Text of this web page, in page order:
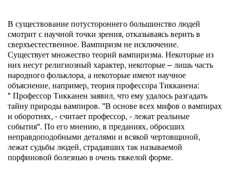
В существование потустороннего большинство людей
смотрит с научной точки зрения, отказываясь верить в
сверхъестественное. Вампиризм не исключение.
Существует множество теорий вампиризма. Некоторые из
них несут религиозный характер, некоторые – лишь часть
народного фольклора, а некоторые имеют научное
объяснение, например, теория профессора Тикканена:
" Профессор Тикканен заявил, что ему удалось разгадать
тайну природы вампиров. ''В основе всех мифов о вампирах
и оборотнях, - считает профессор, - лежат реальные
события''. По его мнению, в преданиях, обросших
неправдоподобными деталями и всякой чертовщиной,
лежат судьбы людей, страдавших так называемой
порфиновой болезнью в очень тяжелой форме.